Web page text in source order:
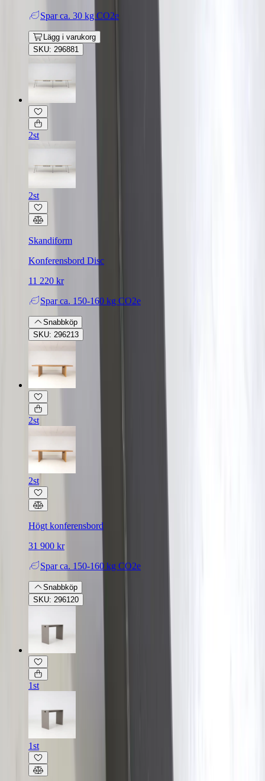
Spar ca. 30 kg CO2e
Lägg i varukorg
SKU: 296881
2st
2st
Skandiform
Konferensbord Disc
11 220 kr
Spar ca. 150-160 kg CO2e
Snabbköp
SKU: 296213
2st
2st
Högt konferensbord
31 900 kr
Spar ca. 150-160 kg CO2e
Snabbköp
SKU: 296120
1st
1st